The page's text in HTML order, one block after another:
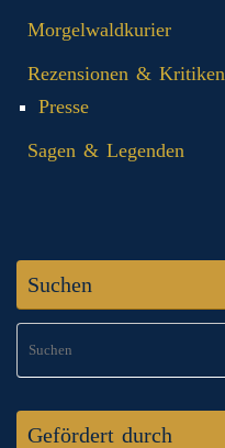
Morgelwaldkurier
Rezensionen & Kritiken
Presse
Sagen & Legenden
Suchen
Gefördert durch